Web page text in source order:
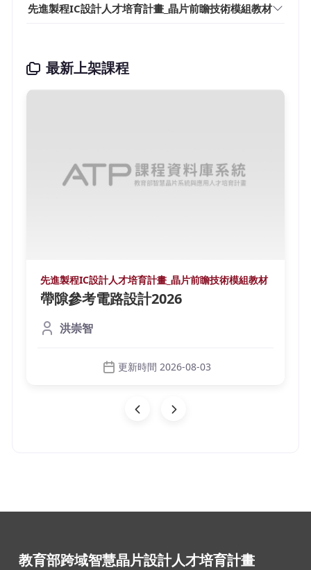
先進製程IC設計人才培育計畫_晶片前瞻技術模組教材
最新上架課程
先進製程IC設計人才培育計畫_晶片前瞻技術模組教材
帶隙參考電路設計2026
洪崇智
更新時間 2026-08-03
教育部跨域智慧晶片設計人才培育計畫